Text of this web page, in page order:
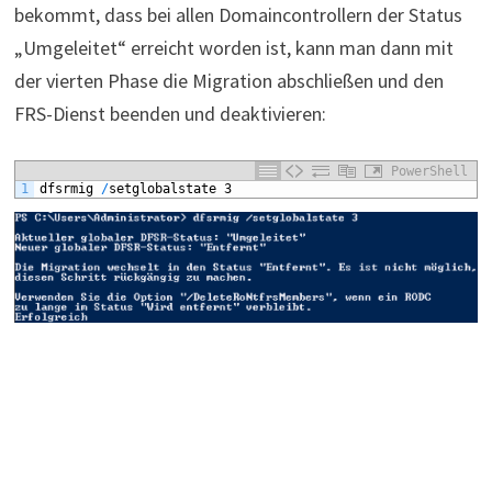
bekommt, dass bei allen Domaincontrollern der Status
„Umgeleitet“ erreicht worden ist, kann man dann mit
der vierten Phase die Migration abschließen und den
FRS-Dienst beenden und deaktivieren:
PowerShell
1
dfsrmig /setglobalstate 3